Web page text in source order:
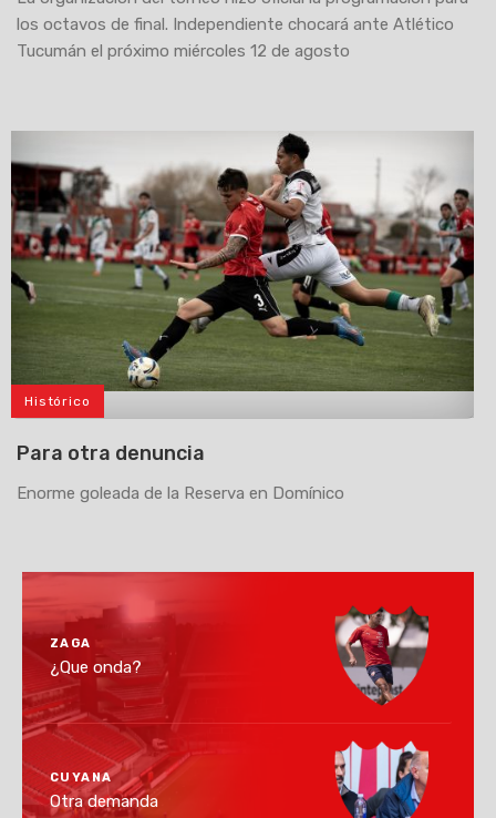
los octavos de final. Independiente chocará ante Atlético
Tucumán el próximo miércoles 12 de agosto
Histórico
Para otra denuncia
Enorme goleada de la Reserva en Domínico
ZAGA
¿Que onda?
CUYANA
Otra demanda